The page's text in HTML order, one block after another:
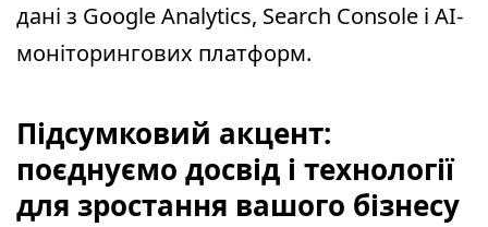
дані з Google Analytics, Search Console і AI-
моніторингових платформ.
Підсумковий акцент:
поєднуємо досвід і технології
для зростання вашого бізнесу